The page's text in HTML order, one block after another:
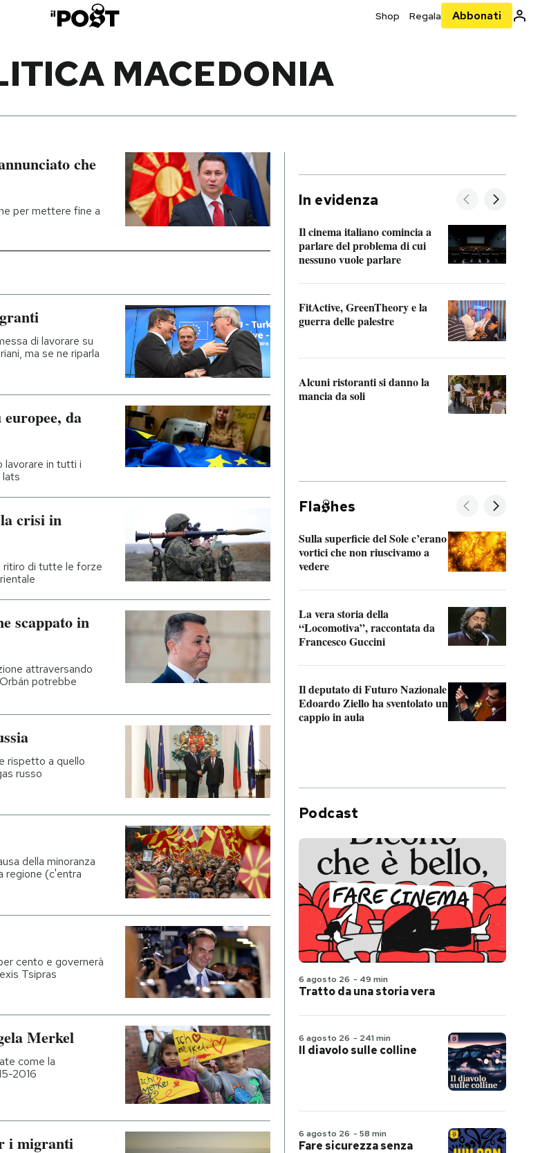
Shop Regala Abbonati
MACEDONIA
che
per mettere fine a
di lavorare su
ma se ne riparla
da
lavorare in tutti i
lats
crisi in
ritiro di tutte le forze
scappato in
attraversando
potrebbe
rispetto a quello
russo
della minoranza
regione (c'entra
cento e governerà
Tsipras
Merkel
come la
2016
i migranti
In evidenza
Il cinema italiano comincia a
parlare del problema di cui
nessuno vuole parlare
FitActive, GreenTheory e la
guerra delle palestre
Alcuni ristoranti si danno la
mancia da soli
Fla hes
Sulla superficie del Sole c’erano
vortici che non riuscivamo a
vedere
La vera storia della
“Locomotiva”, raccontata da
Francesco Guccini
Il deputato di Futuro Nazionale
Edoardo Ziello ha sventolato un
cappio in aula
Podcast
6 agosto 26 - 49 min
Tratto da una storia vera
6 agosto 26 - 241 min
Il diavolo sulle colline
6 agosto 26 - 58 min
Fare sicurezza senza